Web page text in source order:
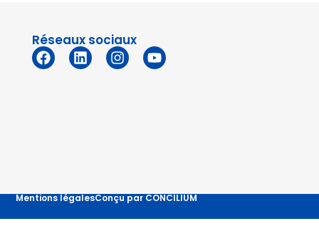
Réseaux sociaux
Mentions légalesConçu par CONCILIUM